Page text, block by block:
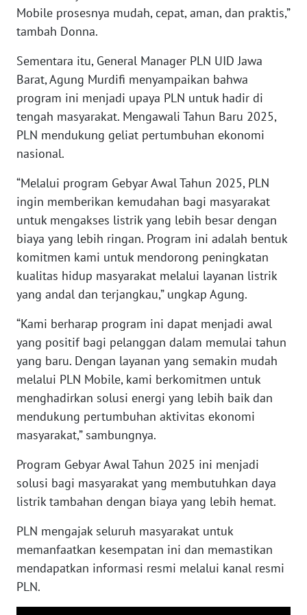
Mobile prosesnya mudah, cepat, aman, dan praktis,”
tambah Donna.
Sementara itu, General Manager PLN UID Jawa
Barat, Agung Murdifi menyampaikan bahwa
program ini menjadi upaya PLN untuk hadir di
tengah masyarakat. Mengawali Tahun Baru 2025,
PLN mendukung geliat pertumbuhan ekonomi
nasional.
“Melalui program Gebyar Awal Tahun 2025, PLN
ingin memberikan kemudahan bagi masyarakat
untuk mengakses listrik yang lebih besar dengan
biaya yang lebih ringan. Program ini adalah bentuk
komitmen kami untuk mendorong peningkatan
kualitas hidup masyarakat melalui layanan listrik
yang andal dan terjangkau,” ungkap Agung.
“Kami berharap program ini dapat menjadi awal
yang positif bagi pelanggan dalam memulai tahun
yang baru. Dengan layanan yang semakin mudah
melalui PLN Mobile, kami berkomitmen untuk
menghadirkan solusi energi yang lebih baik dan
mendukung pertumbuhan aktivitas ekonomi
masyarakat,” sambungnya.
Program Gebyar Awal Tahun 2025 ini menjadi
solusi bagi masyarakat yang membutuhkan daya
listrik tambahan dengan biaya yang lebih hemat.
PLN mengajak seluruh masyarakat untuk
memanfaatkan kesempatan ini dan memastikan
mendapatkan informasi resmi melalui kanal resmi
PLN.
WN
WN
KALSEL
WN
KALTIM
WN
SULSEL
WN
GORONTALO
SULUT
MALUKU
WN
MALUT
WN
WN
DANAU
WN
NIAS
WN